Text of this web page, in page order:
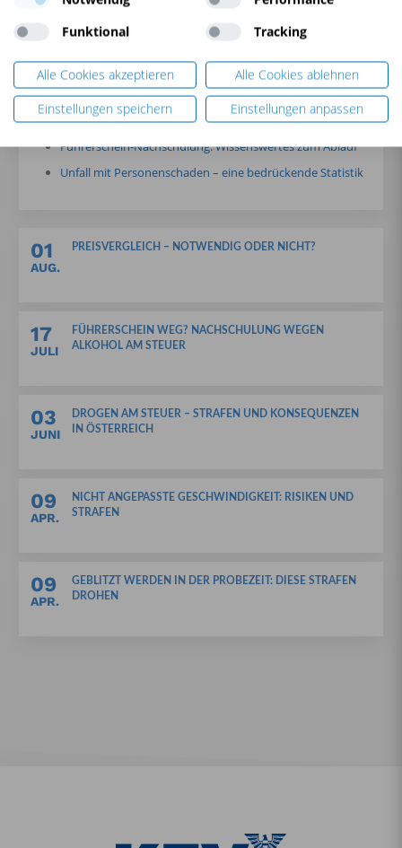
bezüglich Alkohol- und Drogenkonsum strenge Regeln,
die es unbedingt zu beachten gilt. Wir wünschen eine
sichere Fahrt!
Das könnte Sie auch interessieren:
Betrunken Fahrrad fahren: Das sind die Folgen
Führerschein-Nachschulung: Wissenswertes zum Ablauf
Unfall mit Personenschaden – eine bedrückende Statistik
PREISVERGLEICH – NOTWENDIG ODER NICHT?
01
AUG.
FÜHRERSCHEIN WEG? NACHSCHULUNG WEGEN
ALKOHOL AM STEUER
17
JULI
DROGEN AM STEUER – STRAFEN UND KONSEQUENZEN
IN ÖSTERREICH
03
JUNI
NICHT ANGEPASSTE GESCHWINDIGKEIT: RISIKEN UND
STRAFEN
09
APR.
GEBLITZT WERDEN IN DER PROBEZEIT: DIESE STRAFEN
DROHEN
09
APR.
Funktional
Tracking
Alle Cookies akzeptieren
Alle Cookies ablehnen
Einstellungen speichern
Einstellungen anpassen